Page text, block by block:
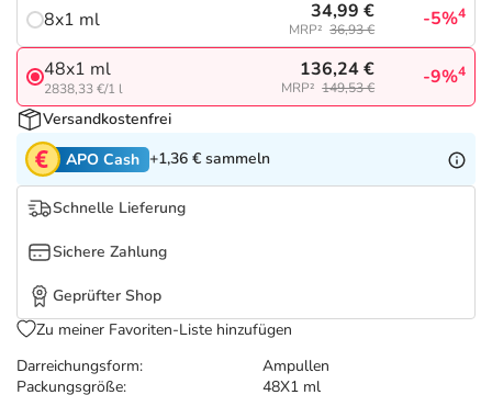
Tierapotheke
Vitamine & Mineralstoffe
Marken
Salus Deals
Darreichungsform:
Ampullen
Packungsgröße:
48X1 ml
8x1 ml 34,99 €
MRP² 36,93 € -5%4
48x1 ml
2838,33 €/1 l
136,24 €
MRP² 149,53 € -9%4
Versandkostenfrei
APO Cash +1,36 € sammeln
Schnelle Lieferung
Sichere Zahlung
Geprüfter Shop
Zu meiner Favoriten-Liste hinzufügen